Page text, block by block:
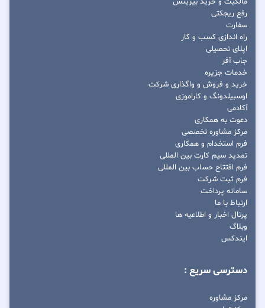
رفع ریجکتی
سفارت
راه اندازی کسب و کار
اپلای تحصیلی
جاب آفر
خدمات جزیره
خرید و فروش و واگذاری شرکت
اوسبیلدونگ و کاراموزی
آکادمی
دعوت به همکاری
مرکز مشاوره تخصصی
فرم استخدام و همکاری
تمدید سیم کارت بین المللی
فرم افتتاح حساب بین المللی
فرم ثبت شرکت
سامانه پرداخت
ارتباط با ما
پرتال اخبار و اطلاعیه ها
وبلاگ
ایندکس
دسترسی سریع :
مرکز مشاوره